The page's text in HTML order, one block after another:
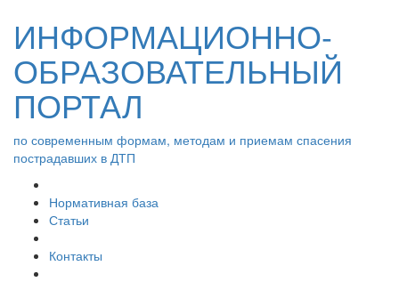
ИНФОРМАЦИОННО-
ОБРАЗОВАТЕЛЬНЫЙ
ПОРТАЛ
по современным формам, методам и приемам спасения
пострадавших в ДТП
Нормативная база
Статьи
Контакты